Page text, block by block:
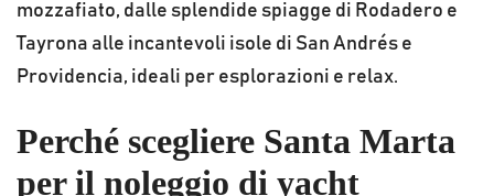
mozzafiato, dalle splendide spiagge di Rodadero e
Tayrona alle incantevoli isole di San Andrés e
Providencia, ideali per esplorazioni e relax.
Perché scegliere Santa Marta
per il noleggio di yacht